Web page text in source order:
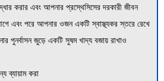
করার এবং আপনার প্রস্থেসিসের দরকারী জীবন
এবং পরে আপনার ওজন একটি স্বাস্থ্যকর স্তরে রেখে
পুনর্বাসন জুড়ে একটি সুষম খাদ্য বজায় রাখাও
ব্যায়াম করা